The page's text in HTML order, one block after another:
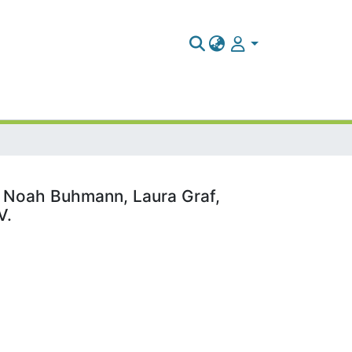
Buhmann, Laura Graf,